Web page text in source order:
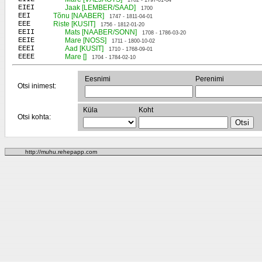
EIEI Jaak [LEMBER/SAAD] 1700
EEI Tõnu [NAABER] 1747 - 1811-04-01
EEE Riste [KUSIT] 1756 - 1812-01-20
EEII Mats [NAABER/SONN] 1708 - 1786-03-20
EEIE Mare [NOSS] 1711 - 1800-10-02
EEEI Aad [KUSIT] 1710 - 1768-09-01
EEEE Mare [] 1704 - 1784-02-10
Otsi inimest:
Eesnimi Perenimi
Otsi kohta:
Küla Koht
http://muhu.rehepapp.com